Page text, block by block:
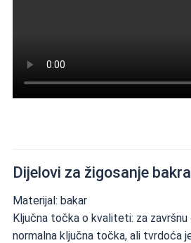
Dijelovi za žigosanje bakra
Materijal: bakar
Ključna točka o kvaliteti: za
normalna ključna točka, ali tvrdoća